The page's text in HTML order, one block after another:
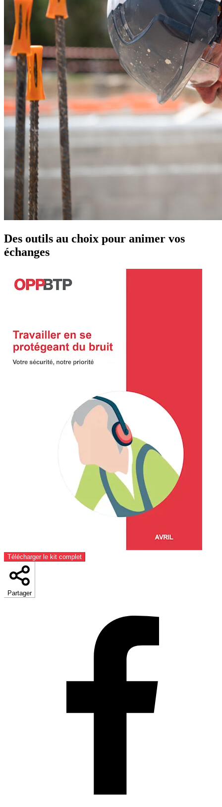
Des outils au choix pour animer vos
échanges
Télécharger le kit complet
Partager